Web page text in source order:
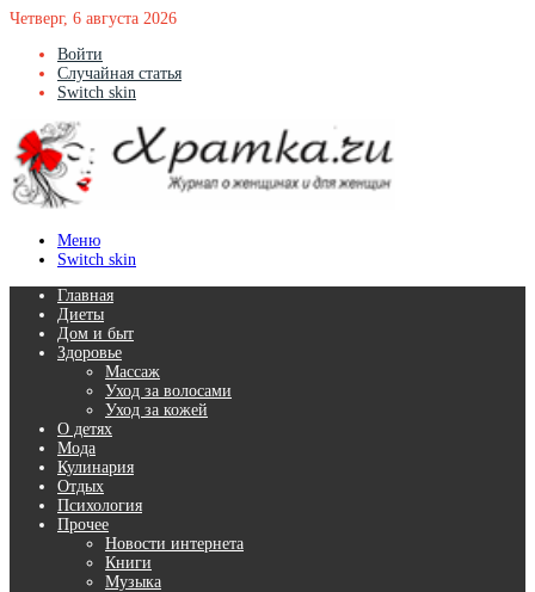
Четверг, 6 августа 2026
Войти
Случайная статья
Switch skin
Меню
Switch skin
Главная
Диеты
Дом и быт
Здоровье
Массаж
Уход за волосами
Уход за кожей
О детях
Мода
Кулинария
Отдых
Психология
Прочее
Новости интернета
Книги
Музыка